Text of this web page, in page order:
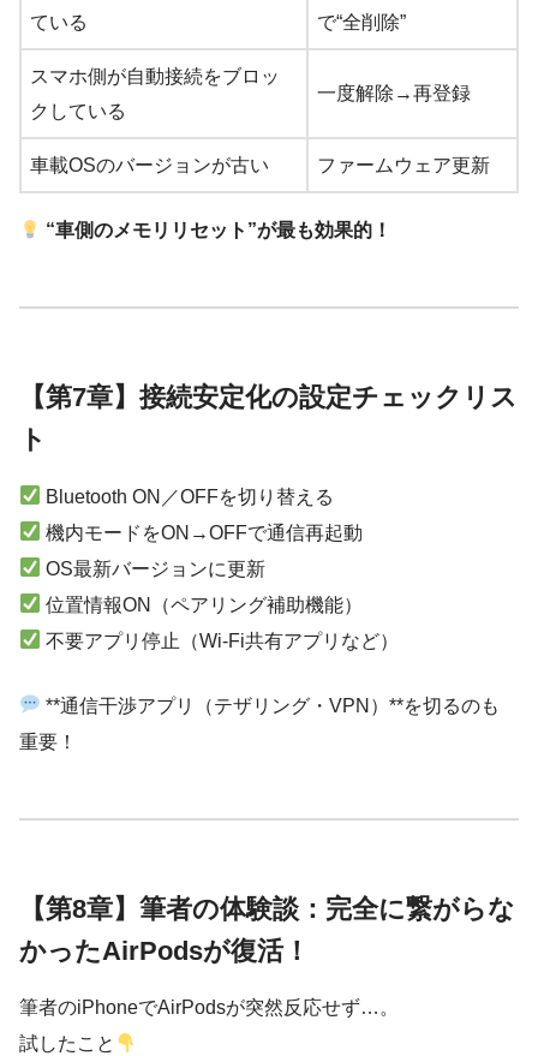
ている
で“全削除”
スマホ側が自動接続をブロッ
クしている
一度解除→再登録
車載OSのバージョンが古い ファームウェア更新
“車側のメモリリセット”が最も効果的！
【第7章】接続安定化の設定チェックリス
ト
Bluetooth ON／OFFを切り替える
機内モードをON→OFFで通信再起動
OS最新バージョンに更新
位置情報ON（ペアリング補助機能）
不要アプリ停止（Wi-Fi共有アプリなど）
**通信干渉アプリ（テザリング・VPN）**を切るのも
重要！
【第8章】筆者の体験談：完全に繋がらな
かったAirPodsが復活！
筆者のiPhoneでAirPodsが突然反応せず…。
試したこと